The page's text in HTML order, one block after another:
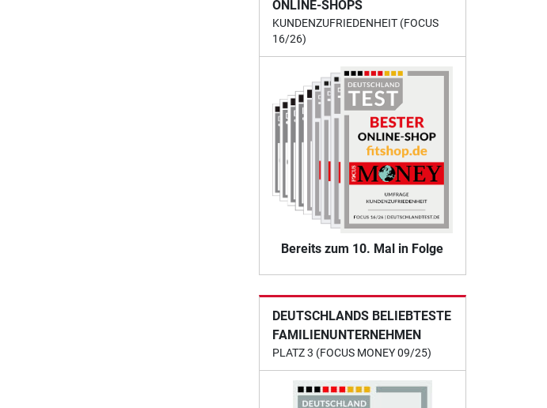
ONLINE-SHOPS
KUNDENZUFRIEDENHEIT (FOCUS
16/26)
Bereits zum 10. Mal in Folge
DEUTSCHLANDS BELIEBTESTE
FAMILIENUNTERNEHMEN
PLATZ 3 (FOCUS MONEY 09/25)